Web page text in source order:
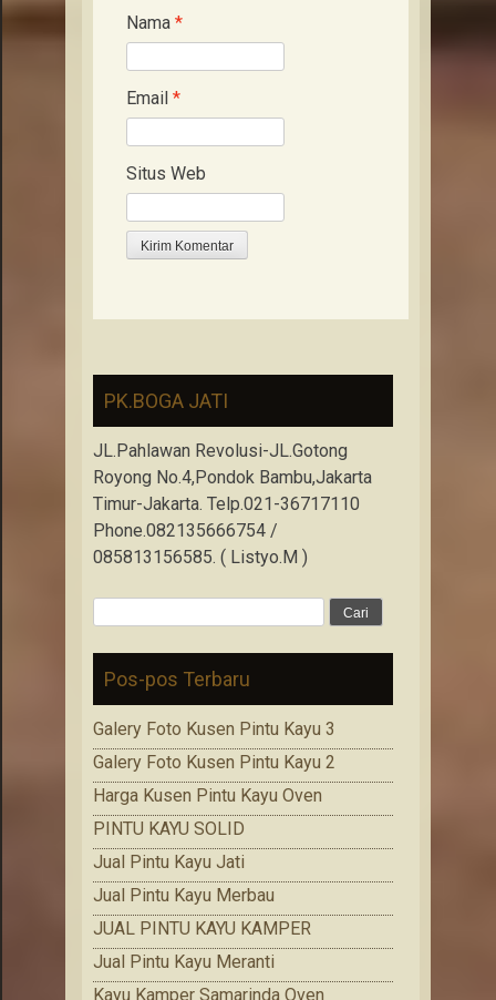
Nama *
Email *
Situs Web
PK.BOGA JATI
JL.Pahlawan Revolusi-JL.Gotong
Royong No.4,Pondok Bambu,Jakarta
Timur-Jakarta. Telp.021-36717110
Phone.082135666754 /
085813156585. ( Listyo.M )
Pos-pos Terbaru
Galery Foto Kusen Pintu Kayu 3
Galery Foto Kusen Pintu Kayu 2
Harga Kusen Pintu Kayu Oven
PINTU KAYU SOLID
Jual Pintu Kayu Jati
Jual Pintu Kayu Merbau
JUAL PINTU KAYU KAMPER
Jual Pintu Kayu Meranti
Kayu Kamper Samarinda Oven